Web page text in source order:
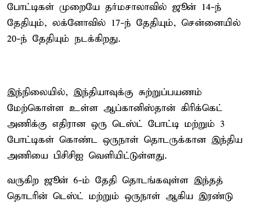
போட்டிகள் முறையே தர்மசாலாவில் ஜூன் 14-ந்
தேதியும், லக்னோவில் 17-ந் தேதியும், சென்னையில்
20-ந் தேதியும் நடக்கிறது.
இந்நிலையில், இந்தியாவுக்கு சுற்றுப்பயணம்
மேற்கொள்ள உள்ள ஆப்கானிஸ்தான் கிரிக்கெட்
அணிக்கு எதிரான ஒரு டெஸ்ட் போட்டி மற்றும் 3
போட்டிகள் கொண்ட ஒருநாள் தொடருக்கான இந்திய
அணியை பிசிசிஐ வெளியிட்டுள்ளது.
வருகிற ஜூன் 6-ம் தேதி தொடங்கவுள்ள இந்தத்
தொடரின் டெஸ்ட் மற்றும் ஒருநாள் ஆகிய இரண்டு